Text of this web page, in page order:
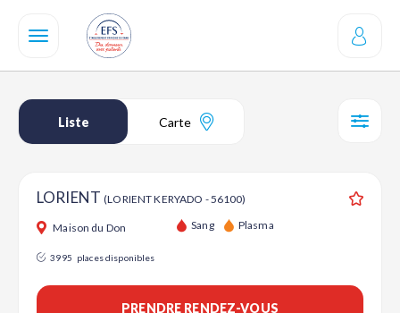
contenu
Liste Carte
LORIENT(LORIENT KERYADO - 56100)
Maison du Don Sang Plasma
3995 places disponibles
PRENDRE RENDEZ-VOUS